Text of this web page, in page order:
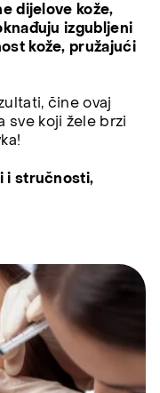
dijelove kože,
izgubljeni
kože, pružajući
čine ovaj
sve koji žele brzi
i stručnosti,